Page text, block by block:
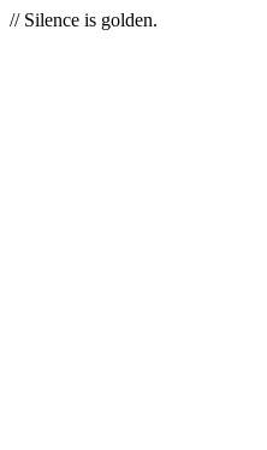
// Silence is golden.